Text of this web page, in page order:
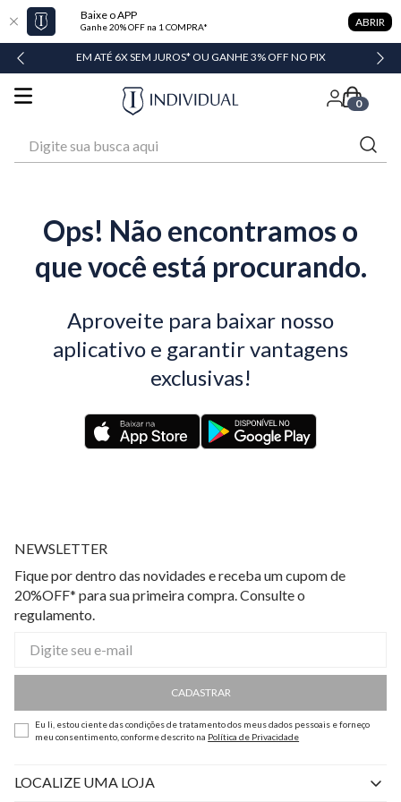
Baixe o APP
Ganhe 20% OFF na 1 COMPRA* ABRIR
EM ATÉ 6X SEM JUROS* OU GANHE 3% OFF NO PIX
0
Ops! Não encontramos o
que você está procurando.
Aproveite para baixar nosso
aplicativo e garantir vantagens
exclusivas!
NEWSLETTER
Fique por dentro das novidades e receba um cupom de
20%OFF* para sua primeira compra. Consulte o
regulamento.
CADASTRAR
Eu li, estou ciente das condições de tratamento dos meus dados pessoais e forneço
meu consentimento, conforme descrito na Política de Privacidade
LOCALIZE UMA LOJA